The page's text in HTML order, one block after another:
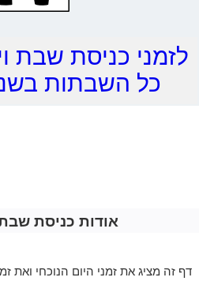
לזמני כניסת שבת
כל השבתות
אודות כניסת שבת
דף זה מציג את זמני היום הנוכחי ואת